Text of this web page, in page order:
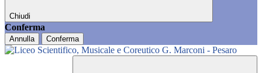
Chiudi
Conferma
Annulla Conferma